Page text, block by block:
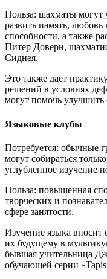
Польза: шахматы могут
развить память,
способности, а также
Питер Доверн,
Сиднея.
Это также дает
решений в условиях
могут помочь улучшить
Языковые клубы
Потребуется: обычные
могут собираться
углубленное изучение
Польза: повышенная
творческих и
сфере занятости.
Изучение языка вносит
их будущему в
бывшая учительница
обучающей серии